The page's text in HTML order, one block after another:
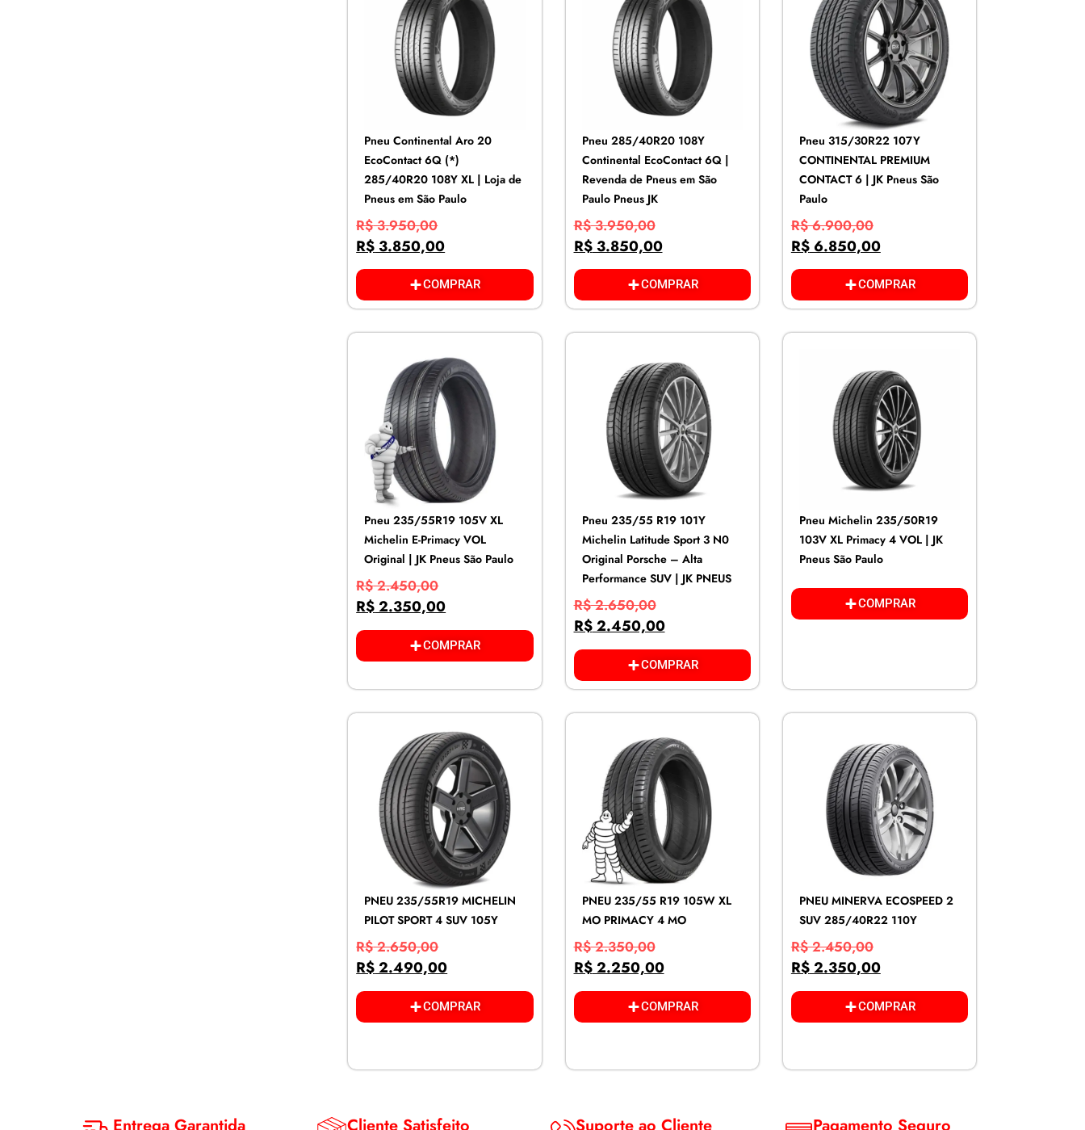
Pneu Continental Aro 20
EcoContact 6Q (*)
285/40R20 108Y XL | Loja de
Pneus em São Paulo
R$3.950,00
R$ 3.850,00
COMPRAR
Pneu 285/40R20 108Y
Continental EcoContact 6Q |
Revenda de Pneus em São
Paulo Pneus JK
R$3.950,00
R$3.850,00
COMPRAR
Pneu 315/30R22 107Y
CONTINENTAL PREMIUM
CONTACT 6 | JK Pneus São
Paulo
R$6.900,00
R$6.850,00
COMPRAR
Pneu 235/55R19 105V XL
Michelin E-Primacy VOL
Original | JK Pneus São Paulo
R$2.450,00
R$2.350,00
COMPRAR
Pneu 235/55 R19 101Y
Michelin Latitude Sport 3 N0
Original Porsche – Alta
Performance SUV | JK PNEUS
R$2.650,00
R$2.450,00
COMPRAR
Pneu Michelin 235/50R19
103V XL Primacy 4 VOL | JK
Pneus São Paulo
COMPRAR
PNEU 235/55R19 MICHELIN
PILOT SPORT 4 SUV 105Y
R$2.650,00
R$2.490,00
COMPRAR
PNEU 235/55 R19 105W XL
MO PRIMACY 4 MO
R$2.350,00
R$2.250,00
COMPRAR
PNEU MINERVA ECOSPEED 2
SUV 285/40R22 110Y
R$2.450,00
R$2.350,00
COMPRAR
Entrega Garantida Cliente Satisfeito Suporte ao Cliente Pagamento Seguro